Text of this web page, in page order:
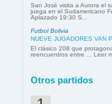
San José visita a Aurora el
juega en el Sudamericano
Aplazado 19:30 S...
Futbol Bolivia
NUEVE JUGADORES VAN
El clásico 208 que
reencuentros entre ... Leer
Otros partidos